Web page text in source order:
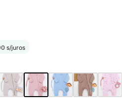
s/juros